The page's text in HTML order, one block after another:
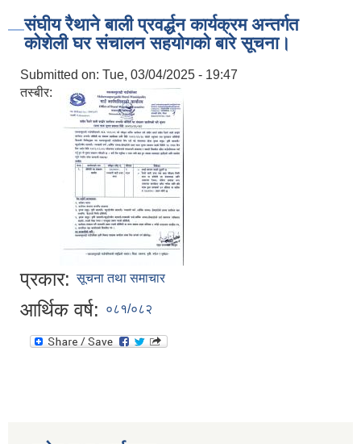
संघीय रैथाने बाली प्रवर्द्धन कार्यक्रम अन्तर्गत
कोशेली घर संचालन सहयोगको बारे सूचना।
Submitted on: Tue, 03/04/2025 - 19:47
तस्बीर:
प्रकार: सूचना तथा समाचार
आर्थिक वर्ष: ०८१/०८२